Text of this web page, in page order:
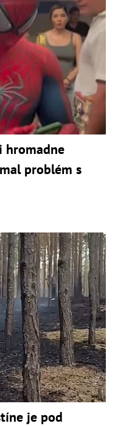
hromadne
problém s
je pod